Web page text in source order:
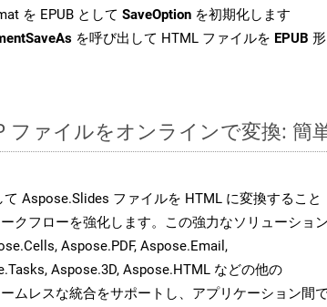
を EPUB として SaveOption を初期化します
を呼び出して HTML ファイルを EPUB 形
ファイルをオンラインで変換: 簡
て Aspose.Slides ファイルを HTML に変換すること
クフローを強化します。この強力なソリューション
Aspose.PDF, Aspose.Email,
Aspose.3D, Aspose.HTML などの他の
ムレスな統合をサポートし、アプリケーション間